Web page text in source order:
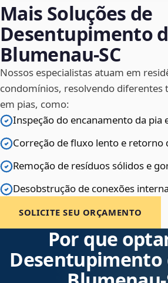
Mais Soluções de
Desentupimento
Blumenau‑SC
Nossos especialistas atuam em
condomínios, resolvendo diferentes
em pias, como:
Inspeção do encanamento da pia
Correção de fluxo lento e retorno
Remoção de resíduos sólidos e
Desobstrução de conexões
SOLICITE SEU ORÇAMENTO
Por que
Desentupimento